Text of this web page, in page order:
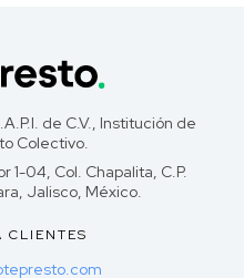
de C.V., Institución de
Colectivo.
1-04, Col. Chapalita, C.P.
Jalisco, México.
CLIENTES